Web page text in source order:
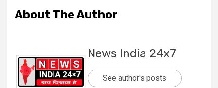
About The Author
News India 24x7
See author's posts